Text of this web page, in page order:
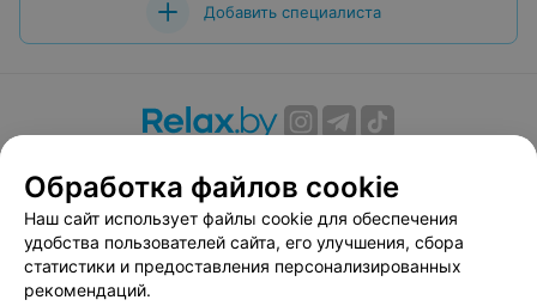
Добавить специалиста
Вакансии
Публичный договор
Способы оплаты
Публичный договор по использованию сервиса
«Афиша»
Пользовательское соглашение
Обработка файлов cookie
Наш сайт использует файлы cookie для обеспечения
удобства пользователей сайта, его улучшения, сбора
статистики и предоставления персонализированных
рекомендаций.